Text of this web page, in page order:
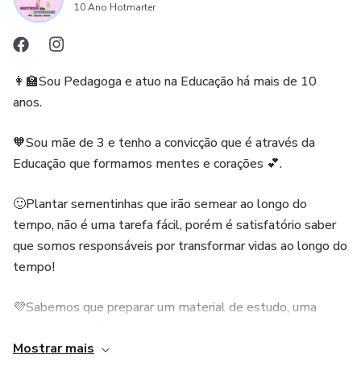
10 Ano Hotmarter
👩‍🏫Sou Pedagoga e atuo na Educação há mais de 10
anos.
🧡Sou mãe de 3 e tenho a convicção que é através da
Educação que formamos mentes e corações 💕.
🙂Plantar sementinhas que irão semear ao longo do
tempo, não é uma tarefa fácil, porém é satisfatório saber
que somos responsáveis por transformar vidas ao longo do
tempo!
💜Sabemos que preparar um material de estudo, uma
estudo e dedicação.
Mostrar mais